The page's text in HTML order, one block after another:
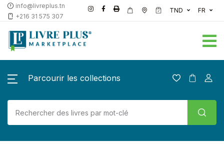
info@livreplus.tn
+216 31 575 307
TND FR
Parcourir les collections